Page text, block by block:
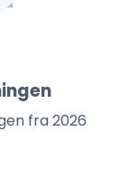
fra 2026